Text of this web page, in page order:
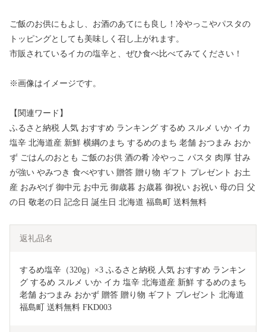
ご飯のお供にもよし、お酒のあてにも良し！冷やっこやパスタの
トッピングとしても美味しく召し上がれます。
市販されているイカの塩辛と、ぜひ食べ比べてみてください！
※画像はイメージです。
【関連ワード】
ふるさと納税 人気 おすすめ ランキング するめ スルメ いか イカ
塩辛 北海道産 新鮮 横綱のまち するめのまち 老舗 おつまみ おか
ず ごはんのおとも ご飯のお供 酒の肴 冷やっこ パスタ 肉厚 甘み
が強い やみつき 食べやすい 贈答 贈り物 ギフト プレゼント お土
産 おみやげ 御中元 お中元 御歳暮 お歳暮 御祝い お祝い 母の日 父
の日 敬老の日 記念日 誕生日 北海道 福島町 送料無料
返礼品名
するめ塩辛（320g）×3 ふるさと納税 人気 おすすめ ランキン
グ するめ スルメ いか イカ 塩辛 北海道産 新鮮 するめのまち
老舗 おつまみ おかず 贈答 贈り物 ギフト プレゼント 北海道
福島町 送料無料 FKD003